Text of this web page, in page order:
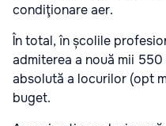
condiţionare aer.
În total, în școlile
admiterea a nouă mii
absolută a locurilor (opt
buget.